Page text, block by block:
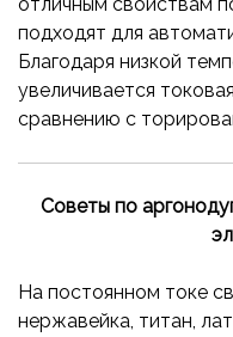
отличным свойствам
подходят для
Благодаря низкой
увеличивается
сравнению с
Советы по
На постоянном токе
нержавейка, титан,